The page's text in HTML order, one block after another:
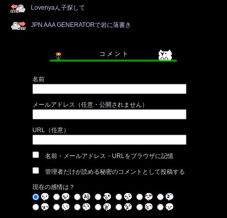
Lovenyaん子探して
JPN AAA GENERATORで岩に落書き
コ メ ン ト
名前
メールアドレス（任意・公開されません）
URL（任意）
名前・メールアドレス・URLをブラウザに記憶
管理者だけが読める秘密のコメントとして投稿する
現在の感情は？